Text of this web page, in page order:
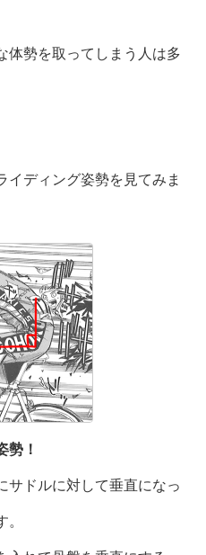
体勢を取ってしまう人は多
イディング姿勢を見てみま
勢！
サドルに対して垂直になっ